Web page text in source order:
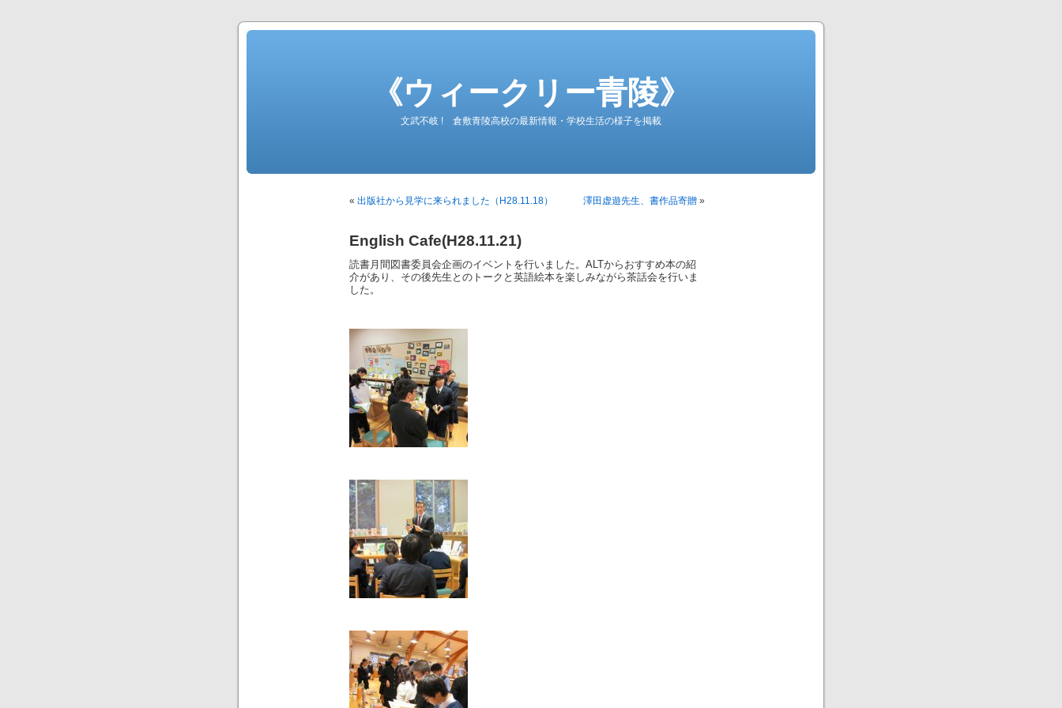
《ウィークリー青陵》
文武不岐 ! 倉敷青陵高校の最新情報・学校生活の様子を掲載
« 出版社から見学に来られました（H28.11.18） 澤田虚遊先生、書作品寄贈 »
English Cafe(H28.11.21)
読書月間図書委員会企画のイベントを行いました。ALTからおすすめ本の紹
介があり、その後先生とのトークと英語絵本を楽しみながら茶話会を行いま
した。